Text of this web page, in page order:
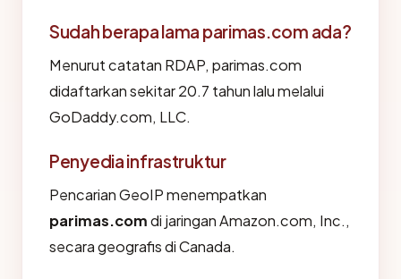
Sudah berapa lama parimas.com ada?
Menurut catatan RDAP, parimas.com
didaftarkan sekitar 20.7 tahun lalu melalui
GoDaddy.com, LLC.
Penyedia infrastruktur
Pencarian GeoIP menempatkan
parimas.comdi jaringan Amazon.com, Inc.,
secara geografis di Canada.